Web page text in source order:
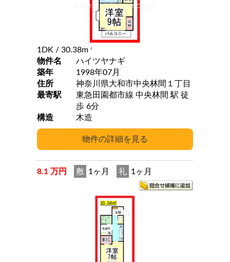
1DK / 30.38m 2
物件名
ハイツヤナギ
築年
1998年07月
住所
神奈川県大和市中央林間１丁目
最寄駅
東急田園都市線 中央林間 駅 徒
歩 6分
構造
木造
8.1 万円 敷 1ヶ月 礼 1ヶ月